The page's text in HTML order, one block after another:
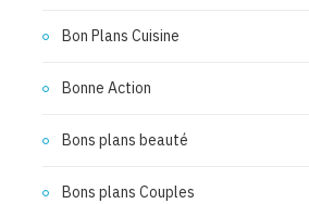
Bon Plans Cuisine
Bonne Action
Bons plans beauté
Bons plans Couples